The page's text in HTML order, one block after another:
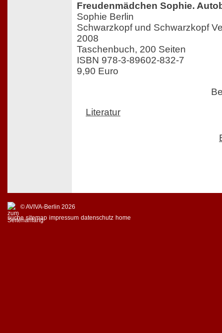
Freudenmädchen Sophie.
Sophie Berlin
Schwarzkopf und Schwarzkopf
2008
Taschenbuch, 200 Seiten
ISBN 978-3-89602-832-7
9,90 Euro
Literatur
© AVIVA-Berlin 2026
suche sitemap impressum datenschutz home